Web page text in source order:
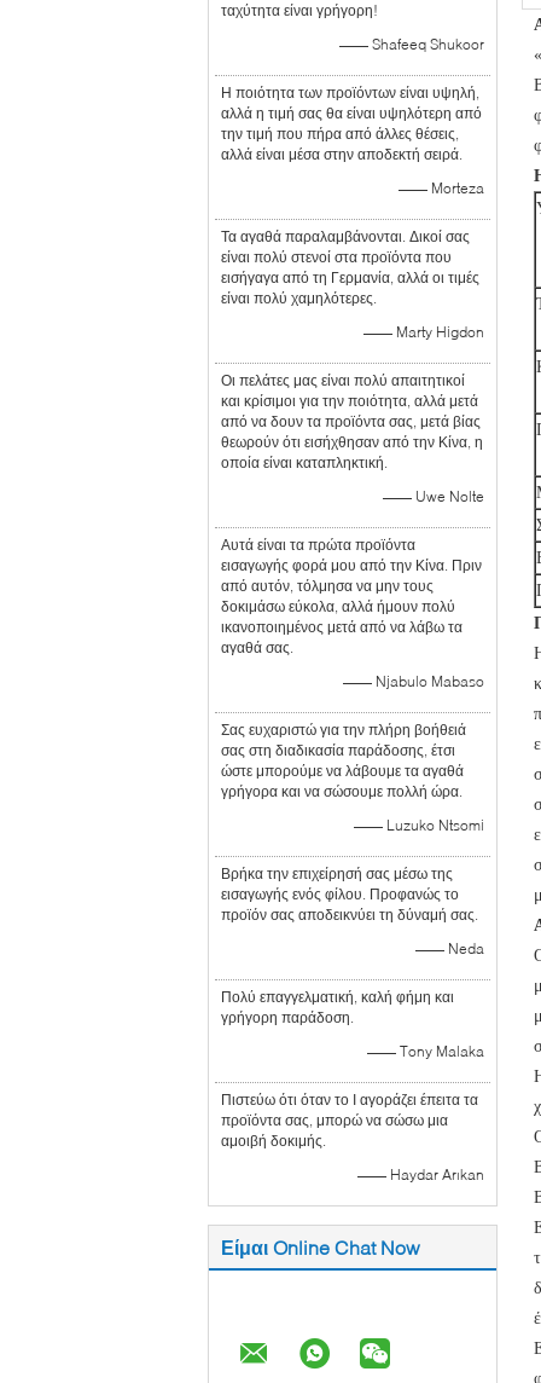
ταχύτητα είναι γρήγορη!
—— Shafeeq Shukoor
Η ποιότητα των προϊόντων είναι υψηλή,
αλλά η τιμή σας θα είναι υψηλότερη από
την τιμή που πήρα από άλλες θέσεις,
αλλά είναι μέσα στην αποδεκτή σειρά.
—— Morteza
Τα αγαθά παραλαμβάνονται. Δικοί σας
είναι πολύ στενοί στα προϊόντα που
εισήγαγα από τη Γερμανία, αλλά οι τιμές
είναι πολύ χαμηλότερες.
—— Marty Higdon
Οι πελάτες μας είναι πολύ απαιτητικοί
και κρίσιμοι για την ποιότητα, αλλά μετά
από να δουν τα προϊόντα σας, μετά βίας
θεωρούν ότι εισήχθησαν από την Κίνα, η
οποία είναι καταπληκτική.
—— Uwe Nolte
Αυτά είναι τα πρώτα προϊόντα
εισαγωγής φορά μου από την Κίνα. Πριν
από αυτόν, τόλμησα να μην τους
δοκιμάσω εύκολα, αλλά ήμουν πολύ
ικανοποιημένος μετά από να λάβω τα
αγαθά σας.
—— Njabulo Mabaso
Σας ευχαριστώ για την πλήρη βοήθειά
σας στη διαδικασία παράδοσης, έτσι
ώστε μπορούμε να λάβουμε τα αγαθά
γρήγορα και να σώσουμε πολλή ώρα.
—— Luzuko Ntsomi
Βρήκα την επιχείρησή σας μέσω της
εισαγωγής ενός φίλου. Προφανώς το
προϊόν σας αποδεικνύει τη δύναμή σας.
—— Neda
Πολύ επαγγελματική, καλή φήμη και
γρήγορη παράδοση.
—— Tony Malaka
Πιστεύω ότι όταν το Ι αγοράζει έπειτα τα
προϊόντα σας, μπορώ να σώσω μια
αμοιβή δοκιμής.
—— Haydar Arıkan
Είμαι Online Chat Now